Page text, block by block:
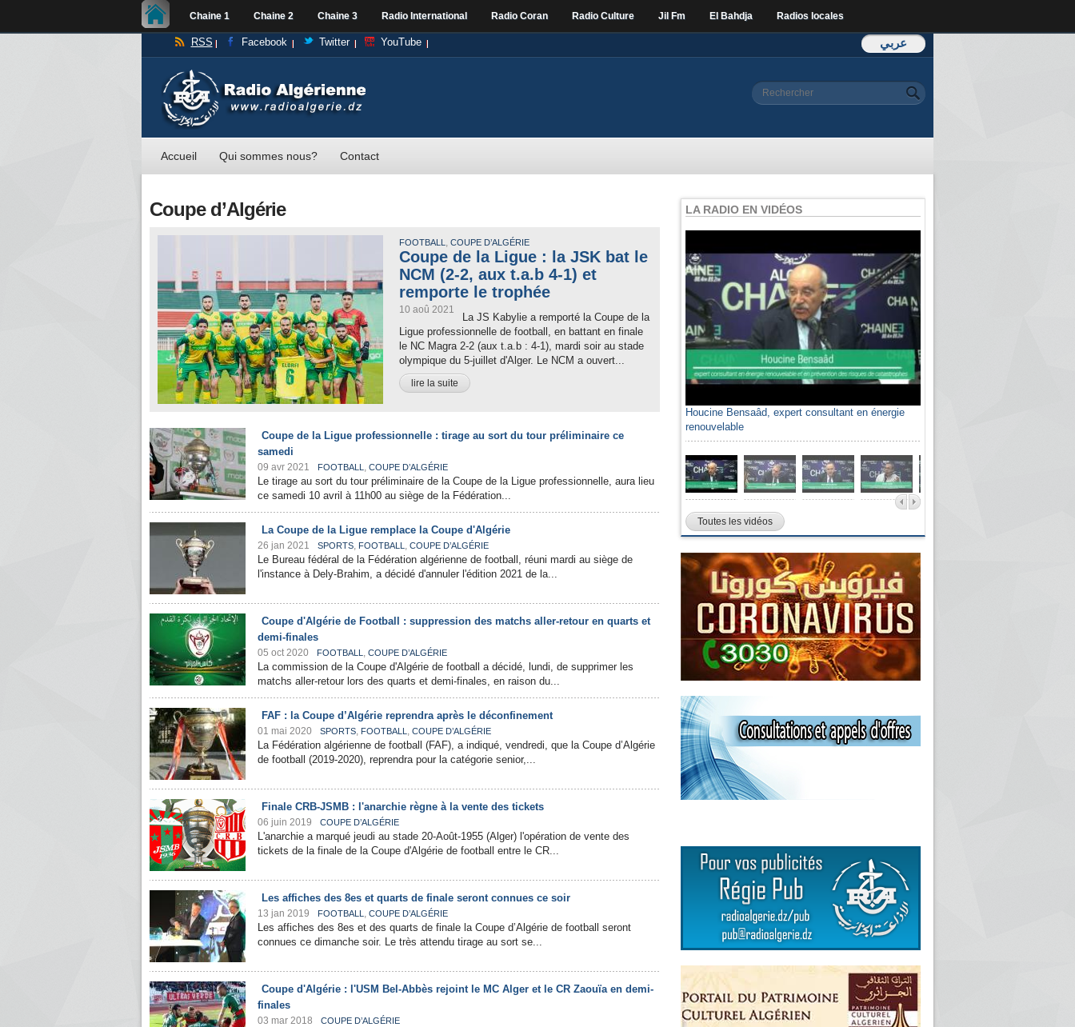
Chaine 1 Chaine 2 Chaine 3 Radio International Radio Coran Radio Culture Jil Fm El Bahdja Radios locales
عربي RSS Facebook Twitter YouTube
Formulaire de
Rechercher
Accueil Qui sommes nous? Contact
Coupe d’Algérie
FOOTBALL , COUPE D’ALGÉRIE
Coupe de la Ligue : la JSK bat le
NCM (2-2, aux t.a.b 4-1) et
remporte le trophée
10 aoû 2021
La JS Kabylie a remporté la Coupe de la
Ligue professionnelle de football, en battant en finale
le NC Magra 2-2 (aux t.a.b : 4-1), mardi soir au stade
olympique du 5-juillet d'Alger. Le NCM a ouvert...
lire la suite
Coupe de la Ligue professionnelle : tirage au sort du tour préliminaire ce
samedi
09 avr 2021 FOOTBALL , COUPE D’ALGÉRIE
Le tirage au sort du tour préliminaire de la Coupe de la Ligue professionnelle, aura lieu
ce samedi 10 avril à 11h00 au siège de la Fédération...
La Coupe de la Ligue remplace la Coupe d'Algérie
26 jan 2021 SPORTS, FOOTBALL , COUPE D’ALGÉRIE
Le Bureau fédéral de la Fédération algérienne de football, réuni mardi au siège de
l'instance à Dely-Brahim, a décidé d'annuler l'édition 2021 de la...
Coupe d'Algérie de Football : suppression des matchs aller-retour en quarts et
demi-finales
05 oct 2020 FOOTBALL , COUPE D’ALGÉRIE
La commission de la Coupe d'Algérie de football a décidé, lundi, de supprimer les
matchs aller-retour lors des quarts et demi-finales, en raison du...
FAF : la Coupe d’Algérie reprendra après le déconfinement
01 mai 2020 SPORTS, FOOTBALL , COUPE D’ALGÉRIE
La Fédération algérienne de football (FAF), a indiqué, vendredi, que la Coupe d’Algérie
de football (2019-2020), reprendra pour la catégorie senior,...
Finale CRB-JSMB : l'anarchie règne à la vente des tickets
06 juin 2019 COUPE D’ALGÉRIE
L'anarchie a marqué jeudi au stade 20-Août-1955 (Alger) l'opération de vente des
tickets de la finale de la Coupe d'Algérie de football entre le CR...
Les affiches des 8es et quarts de finale seront connues ce soir
13 jan 2019 FOOTBALL , COUPE D’ALGÉRIE
Les affiches des 8es et des quarts de finale la Coupe d’Algérie de football seront
connues ce dimanche soir. Le très attendu tirage au sort se...
Coupe d'Algérie : l'USM Bel-Abbès rejoint le MC Alger et le CR Zaouïa en demi-
finales
03 mar 2018 COUPE D’ALGÉRIE
LA RADIO EN VIDÉOS
Houcine Bensaâd, expert consultant en énergie
renouvelable
Toutes les vidéos